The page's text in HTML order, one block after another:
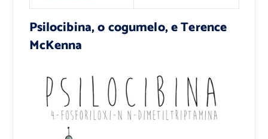
Psilocibina, o cogumelo, e Terence
McKenna